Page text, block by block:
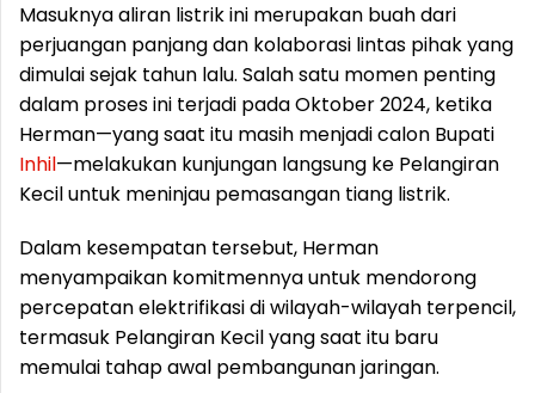
Masuknya aliran listrik ini merupakan buah dari
perjuangan panjang dan kolaborasi lintas pihak yang
dimulai sejak tahun lalu. Salah satu momen penting
dalam proses ini terjadi pada Oktober 2024, ketika
Herman—yang saat itu masih menjadi calon Bupati
Inhil—melakukan kunjungan langsung ke Pelangiran
Kecil untuk meninjau pemasangan tiang listrik.
Dalam kesempatan tersebut, Herman
menyampaikan komitmennya untuk mendorong
percepatan elektrifikasi di wilayah-wilayah terpencil,
termasuk Pelangiran Kecil yang saat itu baru
memulai tahap awal pembangunan jaringan.